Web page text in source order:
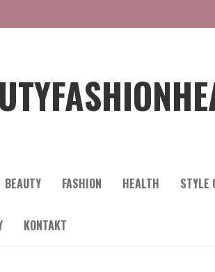
BEAUTY FASHION HEALTH STYLE
KONTAKT